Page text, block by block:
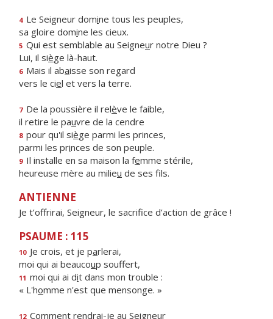
4 Le Seigneur domine tous les peuples,
sa gloire domine les cieux.
5 Qui est semblable au Seigneur notre Dieu ?
Lui, il siège là-haut.
6 Mais il abaisse son regard
vers le ciel et vers la terre.
7 De la poussière il relève le faible,
il retire le pauvre de la cendre
8 pour qu'il siège parmi les princes,
parmi les princes de son peuple.
9 Il installe en sa maison la femme stérile,
heureuse mère au milieu de ses fils.
ANTIENNE
Je t’offrirai, Seigneur, le sacrifice d’action de grâce !
PSAUME : 115
10 Je crois, et je parlerai,
moi qui ai beaucoup souffert,
11 moi qui ai dit dans mon trouble :
« L'homme n'est que mensonge. »
12 Comment rendrai-je au Seigneur